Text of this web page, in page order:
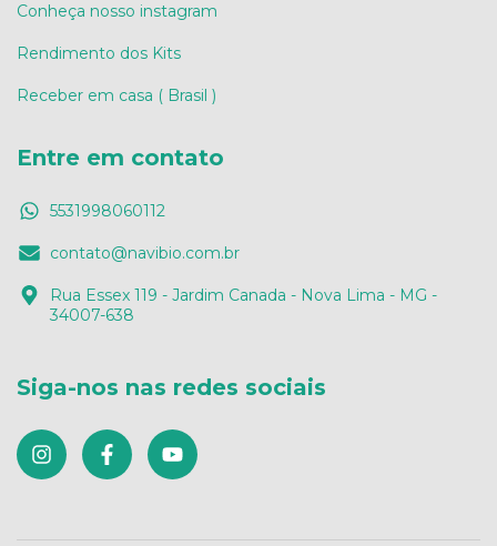
Conheça nosso instagram
Rendimento dos Kits
Receber em casa ( Brasil )
Entre em contato
5531998060112
contato@navibio.com.br
Rua Essex 119 - Jardim Canada - Nova Lima - MG -
34007-638
Siga-nos nas redes sociais